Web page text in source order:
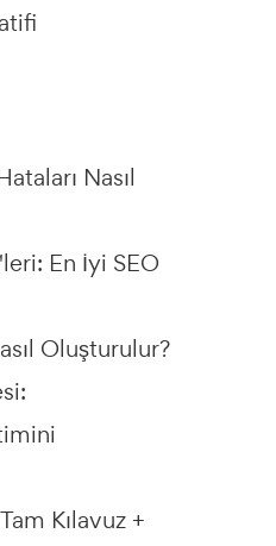
Nasıl
En İyi SEO
Oluşturulur?
Kılavuz +